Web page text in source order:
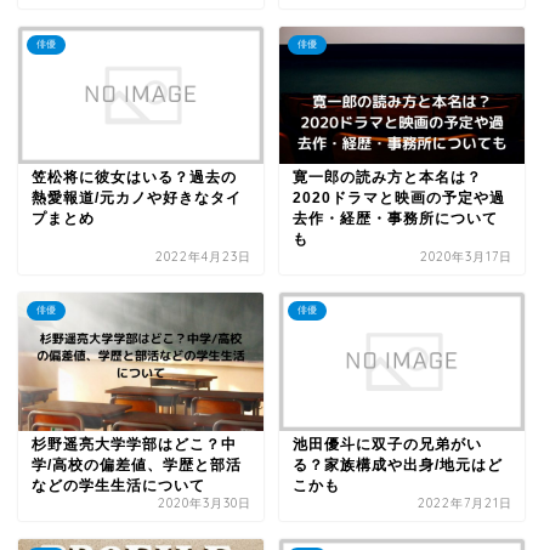
俳優
笠松将に彼女はいる？過去の
熱愛報道/元カノや好きなタイ
プまとめ
2022年4月23日
俳優
寛一郎の読み方と本名は？
2020ドラマと映画の予定や過
去作・経歴・事務所について
も
2020年3月17日
俳優
杉野遥亮大学学部はどこ？中
学/高校の偏差値、学歴と部活
などの学生生活について
2020年3月30日
俳優
池田優斗に双子の兄弟がい
る？家族構成や出身/地元はど
こかも
2022年7月21日